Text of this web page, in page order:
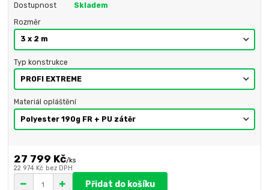
Dostupnost Skladem
Rozměr
Typ konstrukce
Materiál opláštění
27 799 Kč/ks
22 974 Kč bez DPH
Přidat do košíku